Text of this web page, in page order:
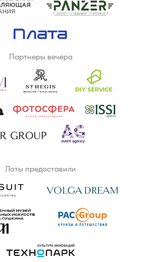
Лоты предоставили
Партнеры вечера